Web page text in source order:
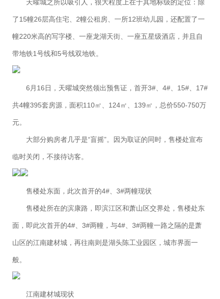
天曜城之所以吸引人，很大程度上在于其地标级的定位：除
了15幢26层高住宅、2幢公租房、一所12班幼儿园，还配置了一
幢220米高的写字楼、一座龙湖天街、一座五星级酒店，并且自
带地铁1号线和5号线双地铁。
6月16日，天曜城突然领出预售证，首开3#、4#、15#、17#
共4幢395套房源，面积110㎡、124㎡、139㎡，总价550-750万
元。
大部分购房者几乎是“盲摇”。因为取证的同时，售楼处宣布
临时关闭，不接待访客。
售楼处东面，此次首开的4#、3#两幢现状
售楼处所在的滨康路，即滨江区和萧山区交界处，售楼处东
面，即此次首开的4#、3#两幢，与4#、3#两幢一路之隔的是萧
山区的江南建材城，再往南则是湖头陈工业园区，城市界面一
般。
江南建材城现状